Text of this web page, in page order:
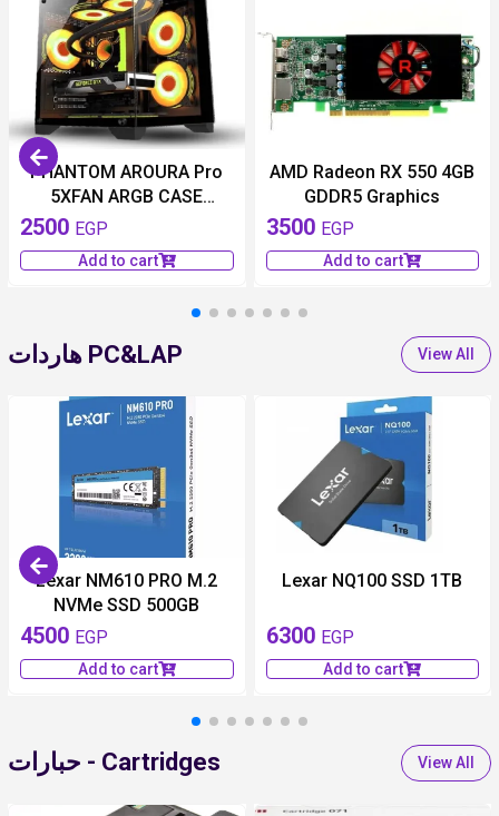
PHANTOM AROURA Pro
5XFAN ARGB CASE
GAMING-
2500 EGP
Add to cart
AMD Radeon RX 550 4GB
GDDR5 Graphics
3500 EGP
Add to cart
هاردات PC&LAP View All
Lexar NM610 PRO M.2
NVMe SSD 500GB
4500 EGP
Add to cart
Lexar NQ100 SSD 1TB
6300 EGP
Add to cart
حبارات - Cartridges View All